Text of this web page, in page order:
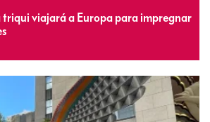
viajará a Europa para impregnar